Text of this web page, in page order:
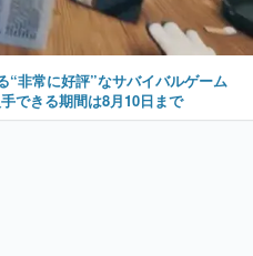
“非常に好評”なサバイバルゲーム
できる期間は8月10日まで